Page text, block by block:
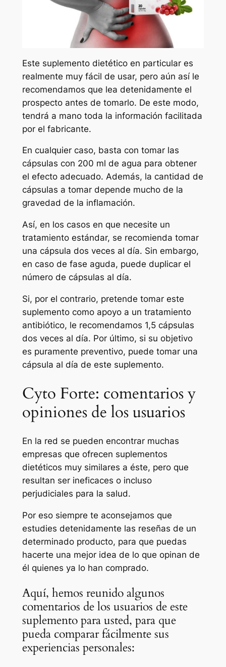
Este suplemento dietético en particular es
realmente muy fácil de usar, pero aún así le
recomendamos que lea detenidamente el
prospecto antes de tomarlo. De este modo,
tendrá a mano toda la información facilitada
por el fabricante.
En cualquier caso, basta con tomar las
cápsulas con 200 ml de agua para obtener
el efecto adecuado. Además, la cantidad de
cápsulas a tomar depende mucho de la
gravedad de la inflamación.
Así, en los casos en que necesite un
tratamiento estándar, se recomienda tomar
una cápsula dos veces al día. Sin embargo,
en caso de fase aguda, puede duplicar el
número de cápsulas al día.
Si, por el contrario, pretende tomar este
suplemento como apoyo a un tratamiento
antibiótico, le recomendamos 1,5 cápsulas
dos veces al día. Por último, si su objetivo
es puramente preventivo, puede tomar una
cápsula al día de este suplemento.
Cyto Forte: comentarios y
opiniones de los usuarios
En la red se pueden encontrar muchas
empresas que ofrecen suplementos
dietéticos muy similares a éste, pero que
resultan ser ineficaces o incluso
perjudiciales para la salud.
Por eso siempre te aconsejamos que
estudies detenidamente las reseñas de un
determinado producto, para que puedas
hacerte una mejor idea de lo que opinan de
él quienes ya lo han comprado.
Aquí, hemos reunido algunos
comentarios de los usuarios de este
suplemento para usted, para que
pueda comparar fácilmente sus
experiencias personales: